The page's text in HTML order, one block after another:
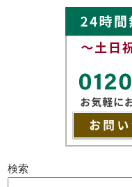
検索